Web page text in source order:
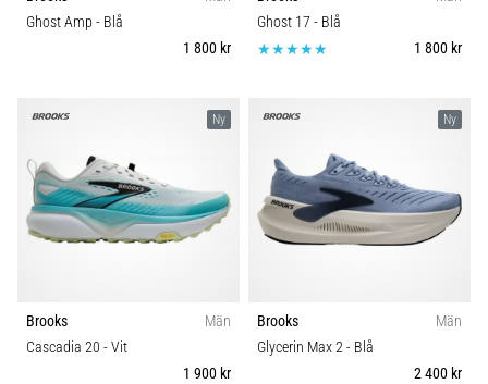
plantar
det…
5. 8. 2026
9 min. läsning
påverkar
det
löpprestandan?
Underlag
Typ av sko
Ghost Amp - Blå
1 800 kr
Ghost 17 - Blå
1 800 kr
Ny
Brooks
Män
Cascadia 20 - Vit
1 900 kr
Ny
Brooks
Män
Glycerin Max 2- Blå
2 400 kr